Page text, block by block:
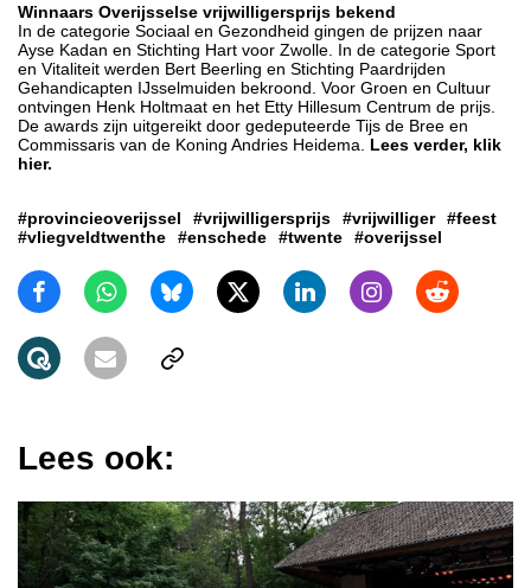
Winnaars Overijsselse vrijwilligersprijs bekend
In de categorie Sociaal en Gezondheid gingen de prijzen naar
Ayse Kadan en Stichting Hart voor Zwolle. In de categorie Sport
en Vitaliteit werden Bert Beerling en Stichting Paardrijden
Gehandicapten IJsselmuiden bekroond. Voor Groen en Cultuur
ontvingen Henk Holtmaat en het Etty Hillesum Centrum de prijs.
De awards zijn uitgereikt door gedeputeerde Tijs de Bree en
Commissaris van de Koning Andries Heidema. Lees verder, klik
hier.
#provincieoverijssel #vrijwilligersprijs #vrijwilliger
#feest
#vliegveldtwenthe
#enschede #twente #overijssel
Lees ook: